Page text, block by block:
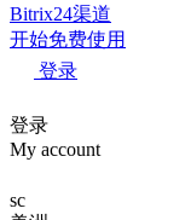
Bitrix24渠道
开始免费使用
登录
登录
My account
sc